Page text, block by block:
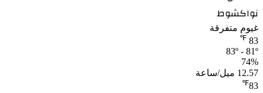
نواكشوط
غيوم متفرقة
83
℉
83º - 81º
74%
12.57 ميل/ساعة
83
℉